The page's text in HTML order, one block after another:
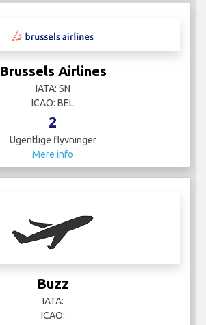
Brussels Airlines
IATA: SN
ICAO: BEL
2
Ugentlige flyvninger
Mere info
Buzz
IATA:
ICAO: